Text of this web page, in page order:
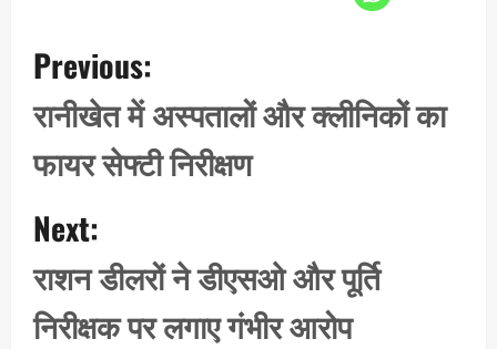
o
s
t
n
v
i
g
a
Previous:
रानीखेत में अस्पतालों और क्लीनिकों का
फायर सेफ्टी निरीक्षण
Next:
राशन डीलरों ने डीएसओ और पूर्ति
निरीक्षक पर लगाए गंभीर आरोप